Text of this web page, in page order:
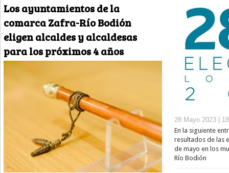
Los ayuntamientos de la
comarca Zafra-Río Bodión
eligen alcaldes y alcaldesas
para los próximos 4 años
28 Mayo 2023 |
En la siguiente
resultados de las
de mayo en los
Río Bodión